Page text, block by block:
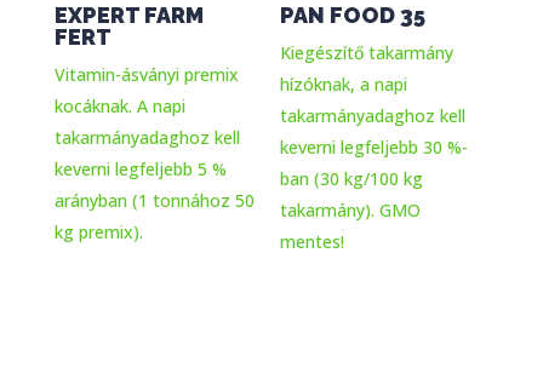
EXPERT FARM
FERT
Vitamin-ásványi premix
kocáknak. A napi
takarmányadaghoz kell
keverni legfeljebb 5 %
arányban (1 tonnához 50
kg premix).
PAN FOOD 35
Kiegészítő takarmány
hízóknak, a napi
takarmányadaghoz kell
keverni legfeljebb 30 %-
ban (30 kg/100 kg
takarmány). GMO
mentes!